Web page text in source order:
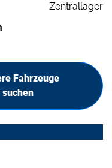
Zentrallager
Fahrzeuge
suchen